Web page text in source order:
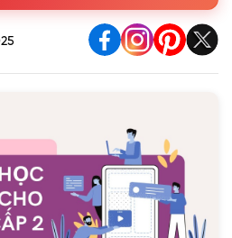
hiệu quả cho học sinh cấp 2
học tiếng Anh theo chủ đề